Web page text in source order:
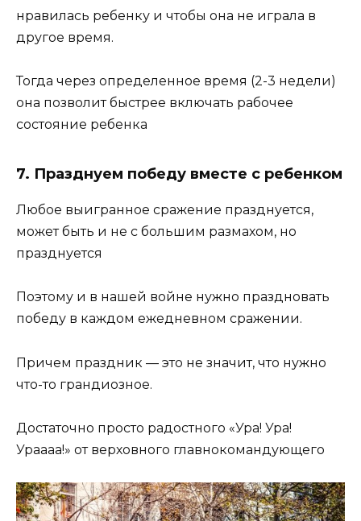
нравилась ребенку и чтобы она не играла в
другое время.
Тогда через определенное время (2-3 недели)
она позволит быстрее включать рабочее
состояние ребенка
7. Празднуем победу вместе с ребенком
Любое выигранное сражение празднуется,
может быть и не с большим размахом, но
празднуется
Поэтому и в нашей войне нужно праздновать
победу в каждом ежедневном сражении.
Причем праздник — это не значит, что нужно
что-то грандиозное.
Достаточно просто радостного «Ура! Ура!
Ураааа!» от верховного главнокомандующего